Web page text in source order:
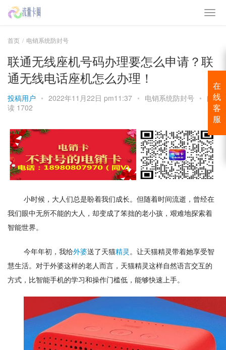
首页 电销系统防封号
联通无线座机号码办理要怎么申请？联
通无线电话座机怎么办理！
投稿用户 • 2022年11月22日 pm11:37 • 电销系统防封号 • 阅
读 1702
小时候，大人们总是盼着我们成长。但随着时间流逝，曾经在
我们眼中无所不能的大人，却变成了笨拙的老小孩，艰难地探索着
智能世界。
今年年初，我给外婆送了天猫精灵。让天猫精灵带着她享受智
慧生活。对于外婆这样的老人而言，天猫精灵这样自然语言交互的
方式，比智能手机的学习和操作门槛低，能够快速上手。
在
线
客
服